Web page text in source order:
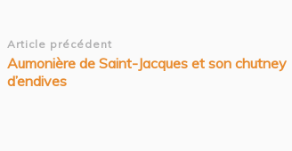
Navigation
d’article
Article précédent
Aumonière de Saint-Jacques et son chutney
d’endives